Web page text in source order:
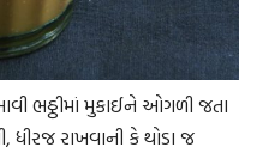
ભઠ્ઠીમાં મુકાઈને ઓગળી જતા
ધીરજ રાખવાની કે થોડા જ